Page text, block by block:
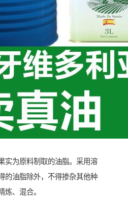
实为原料制取的油脂。采用溶
的油脂除外，不得掺杂其他种
炼、混合。